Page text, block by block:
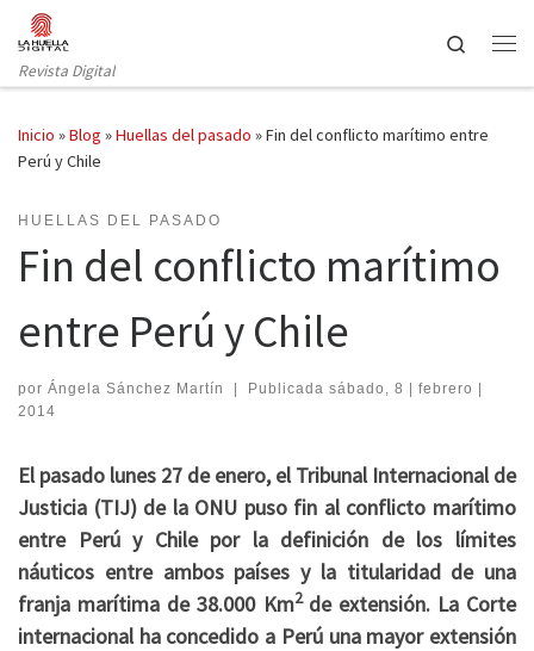
Saltar al contenido
Revista Digital
Search
Inicio »Blog »Huellas del pasado »Fin del conflicto marítimo entre
Perú y Chile
HUELLAS DEL PASADO
Fin del conflicto marítimo
entre Perú y Chile
por Ángela Sánchez Martín | Publicada sábado, 8 | febrero |
2014
El pasado lunes 27 de enero, el Tribunal Internacional de
Justicia (TIJ) de la ONU puso fin al conflicto marítimo
entre Perú y Chile por la definición de los límites
náuticos entre ambos países y la titularidad de una
franja marítima de 38.000 Km2 de extensión. La Corte
internacional ha concedido a Perú una mayor extensión